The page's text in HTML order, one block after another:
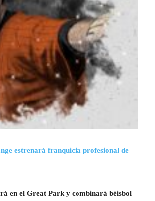
estrenará franquicia profesional de
en el Great Park y combinará béisbol